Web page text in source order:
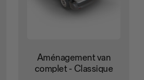
Aménagement van
complet - Classique